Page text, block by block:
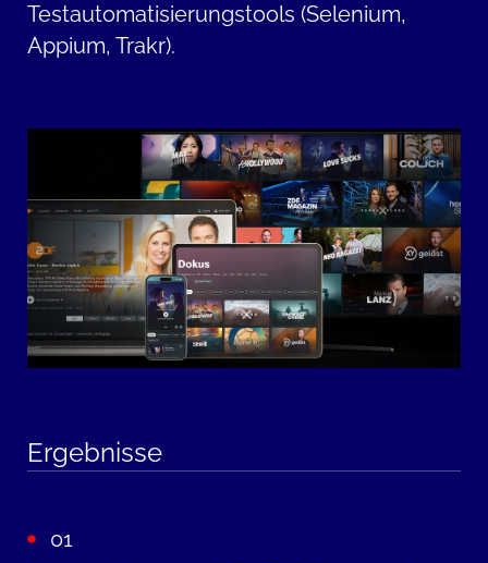
Testautomatisierungstools (Selenium,
Appium, Trakr).
Ergebnisse
01